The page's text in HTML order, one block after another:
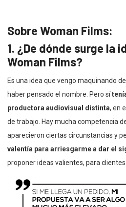
Sobre Woman Films:
1. ¿De dónde surge la
Woman Films?
Es una idea que vengo maquinando
haber pensado el nombre. Pero sí
productora audiovisual distinta, en
de trabajo. Hay mucha competencia
aparecieron ciertas circunstancias y
valentía para arriesgarme a dar el
proponer ideas valientes, para clientes